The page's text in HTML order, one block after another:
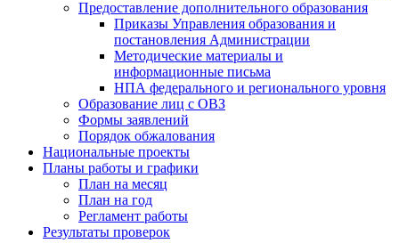
Предоставление дополнительного образования
Приказы Управления образования и
постановления Администрации
Методические материалы и
информационные письма
НПА федерального и регионального уровня
Образование лиц с ОВЗ
Формы заявлений
Порядок обжалования
Национальные проекты
Планы работы и графики
План на месяц
План на год
Регламент работы
Результаты проверок